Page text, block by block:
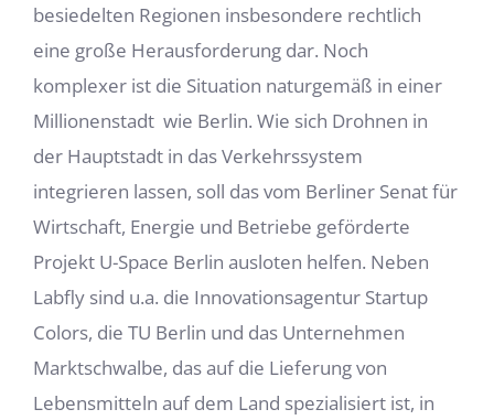
besiedelten Regionen insbesondere rechtlich
eine große Herausforderung dar. Noch
komplexer ist die Situation naturgemäß in einer
Millionenstadt wie Berlin. Wie sich Drohnen in
der Hauptstadt in das Verkehrssystem
integrieren lassen, soll das vom Berliner Senat für
Wirtschaft, Energie und Betriebe geförderte
Projekt U-Space Berlin ausloten helfen. Neben
Labfly sind u.a. die Innovationsagentur Startup
Colors, die TU Berlin und das Unternehmen
Marktschwalbe, das auf die Lieferung von
Lebensmitteln auf dem Land spezialisiert ist, in